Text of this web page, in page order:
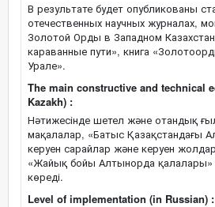
В результате будет опубликованы
отечественных научных журналах,
Золотой Орды в Западном
караванные пути», книга
Урале».
The main constructive and technical
Kazakh) :
Нәтижесінде шетел және отандық
мақалалар, «Батыс Қазақстандағы
керуен сарайлар және керуен
«Жайық бойы Алтынорда қалалары»
көреді.
Level of implementation (in Russian) :